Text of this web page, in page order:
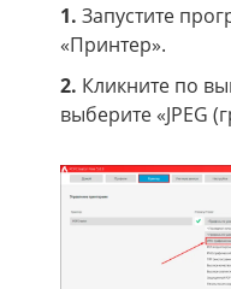
1. Запустите
«Принтер».
2. Кликните по
выберите «JPEG